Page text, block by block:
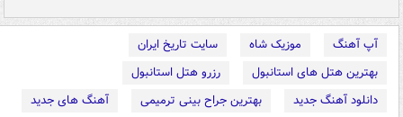
آپ آهنگ موزیک شاه
سایت تاریخ ایران
بهترین هتل های استانبول
رزرو هتل استانبول
دانلود آهنگ جدید
بهترین جراح بینی ترمیمی
آهنگ های جدید